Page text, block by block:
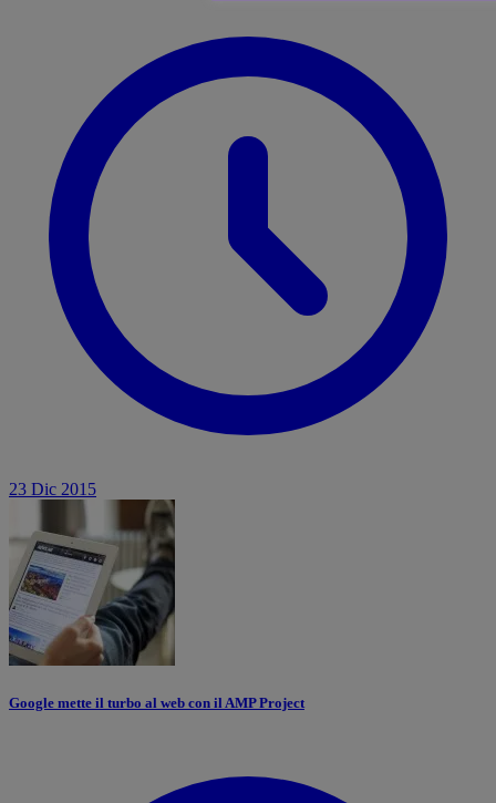
23 Dic 2015
Google mette il turbo al web con il AMP Project